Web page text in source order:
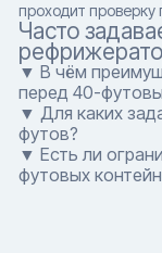
проходит
Часто
▼ В чём
перед 40-
▼ Для каких
футов?
▼ Есть ли
футовых